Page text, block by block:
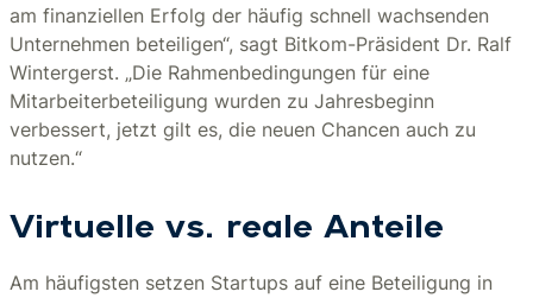
am finanziellen Erfolg der häufig schnell wachsenden
Unternehmen beteiligen“, sagt Bitkom-Präsident Dr. Ralf
Wintergerst. „Die Rahmenbedingungen für eine
Mitarbeiterbeteiligung wurden zu Jahresbeginn
verbessert, jetzt gilt es, die neuen Chancen auch zu
nutzen.“
Virtuelle vs. reale Anteile
Am häufigsten setzen Startups auf eine Beteiligung in